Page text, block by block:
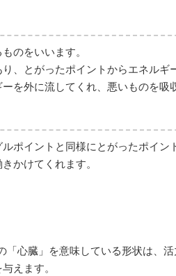
のをいいます。
、とがったポイントからエネル
を外に流してくれ、悪いものを吸
ポイントと同様にとがったポイ
かけてくれます。
心臓」を意味している形状は、
えます。